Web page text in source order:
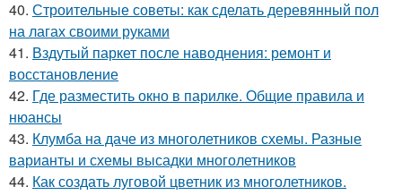
40. Строительные советы: как сделать деревянный пол
на лагах своими руками
41. Вздутый паркет после наводнения: ремонт и
восстановление
42. Где разместить окно в парилке. Общие правила и
нюансы
43. Клумба на даче из многолетников схемы. Разные
варианты и схемы высадки многолетников
44. Как создать луговой цветник из многолетников.